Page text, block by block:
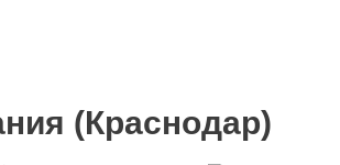
(Краснодар)